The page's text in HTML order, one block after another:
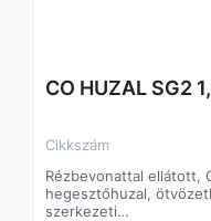
CO HUZAL SG2
Cikkszám
Rézbevonattal ellátott,
hegesztőhuzal,
szerkezeti